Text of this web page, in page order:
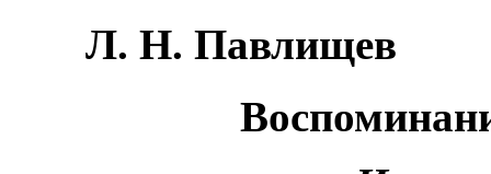
Л. Н. Павлищев